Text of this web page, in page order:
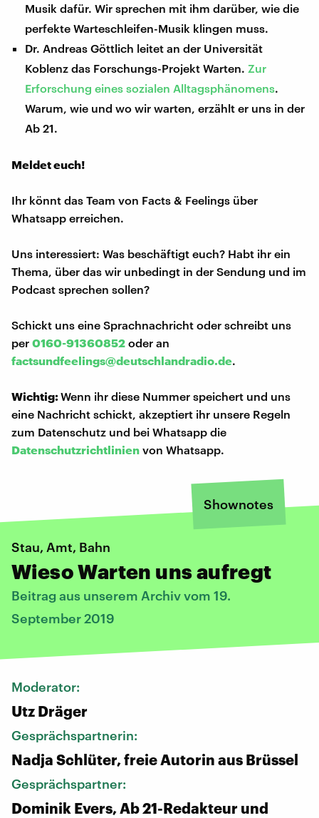
Musik dafür. Wir sprechen mit ihm darüber, wie die
perfekte Warteschleifen-Musik klingen muss.
Dr. Andreas Göttlich leitet an der Universität
Koblenz das Forschungs-Projekt Warten. Zur
Erforschung eines sozialen Alltagsphänomens.
Warum, wie und wo wir warten, erzählt er uns in der
Ab 21.
Meldet euch!
Ihr könnt das Team von Facts & Feelings über
Whatsapp erreichen.
Uns interessiert: Was beschäftigt euch? Habt ihr ein
Thema, über das wir unbedingt in der Sendung und im
Podcast sprechen sollen?
Schickt uns eine Sprachnachricht oder schreibt uns
per 0160-91360852 oder an
factsundfeelings@deutschlandradio.de.
Wichtig:Wenn ihr diese Nummer speichert und uns
eine Nachricht schickt, akzeptiert ihr unsere Regeln
zum Datenschutz und bei Whatsapp die
Datenschutzrichtlinien von Whatsapp.
Shownotes
Stau, Amt, Bahn
Wieso Warten uns aufregt
Beitrag aus unserem Archiv vom 19.
September 2019
Moderator:
Utz Dräger
Gesprächspartnerin:
Nadja Schlüter, freie Autorin aus Brüssel
Gesprächspartner:
Dominik Evers, Ab 21-Redakteur und